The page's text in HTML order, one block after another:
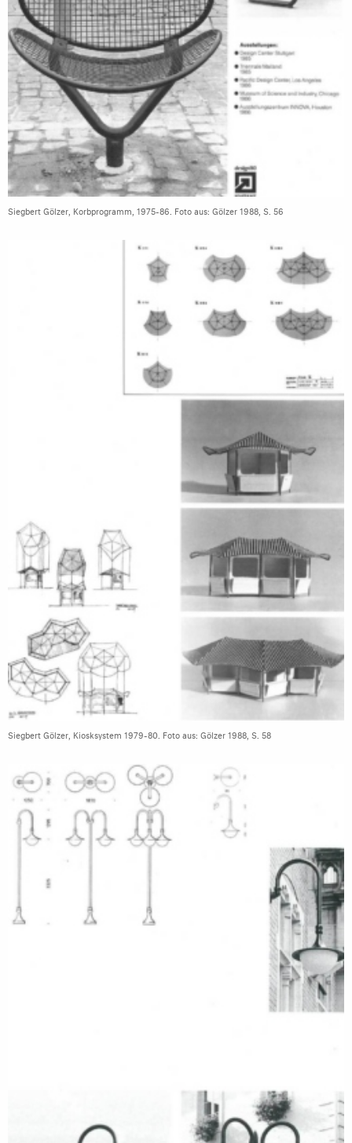
Siegbert Gölzer, Korbprogramm, 1975-86. Foto aus: Gölzer 1988, S. 56
Siegbert Gölzer, Kiosksystem 1979-80. Foto aus: Gölzer 1988, S. 58